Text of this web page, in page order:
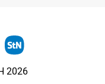
2026